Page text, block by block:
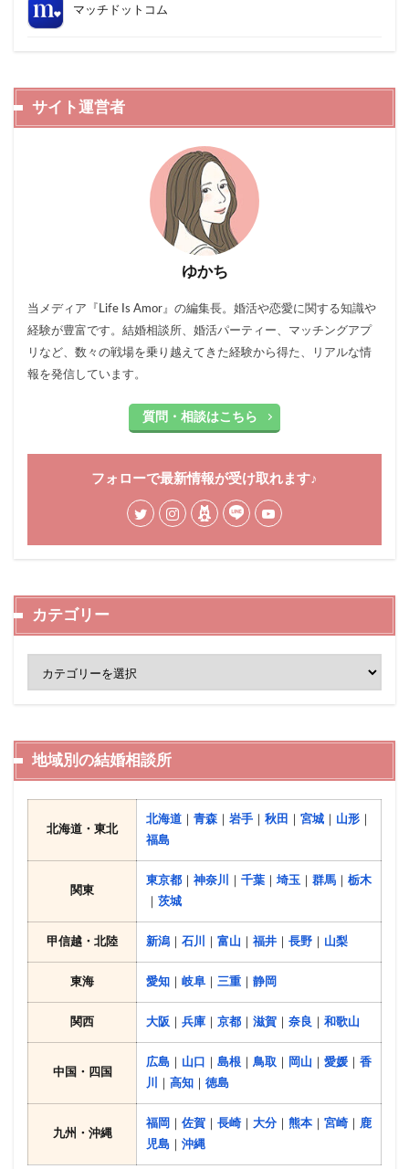
マッチドットコム
サイト運営者
ゆかち
当メディア『Life Is Amor』の編集長。婚活や恋愛に関する知識や
経験が豊富です。結婚相談所、婚活パーティー、マッチングアプ
リなど、数々の戦場を乗り越えてきた経験から得た、リアルな情
報を発信しています。
質問・相談はこちら
フォローで最新情報が受け取れます♪
カテゴリー
地域別の結婚相談所
北海道・東北
北海道 ｜ 青森 ｜ 岩手 ｜ 秋田 ｜ 宮城 ｜ 山形 ｜
福島
関東
東京都 ｜ 神奈川 ｜ 千葉 ｜ 埼玉 ｜ 群馬 ｜ 栃木
｜ 茨城
甲信越・北陸 新潟 ｜ 石川 ｜ 富山 ｜ 福井 ｜ 長野 ｜ 山梨
東海 愛知 ｜ 岐阜 ｜ 三重 ｜ 静岡
関西 大阪 ｜ 兵庫 ｜ 京都 ｜ 滋賀 ｜ 奈良 ｜ 和歌山
中国・四国
広島 ｜ 山口 ｜ 島根 ｜ 鳥取 ｜ 岡山 ｜ 愛媛 ｜ 香
川
｜ 高知 ｜ 徳島
九州・沖縄
福岡 ｜ 佐賀 ｜ 長崎｜ 大分 ｜ 熊本 ｜ 宮崎｜ 鹿
児島 ｜ 沖縄